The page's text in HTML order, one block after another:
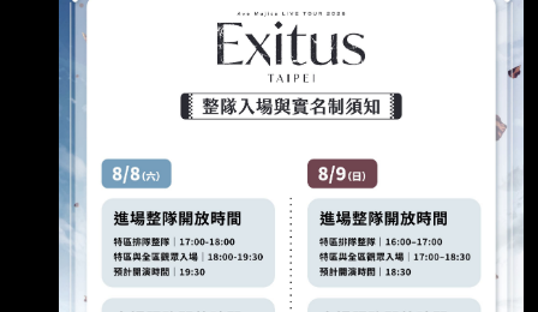
鈴/Timoris) 米澤茜 (祐天寺若麥/Amoris) 開 演 資
訊 日期及時間 台灣時間2026/08/09(日) 18:30
開演 https://i.urusai.cc/A7Wnp.png 地點 國立體
https://i.u